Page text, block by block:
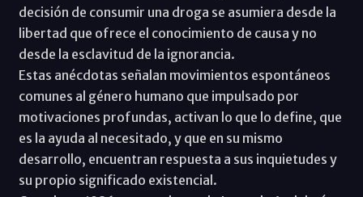
decisión de consumir una droga se asumiera desde la
libertad que ofrece el conocimiento de causa y no
desde la esclavitud de la ignorancia.
Estas anécdotas señalan movimientos espontáneos
comunes al género humano que impulsado por
motivaciones profundas, activan lo que lo define, que
es la ayuda al necesitado, y que en su mismo
desarrollo, encuentran respuesta a sus inquietudes y
su propio significado existencial.